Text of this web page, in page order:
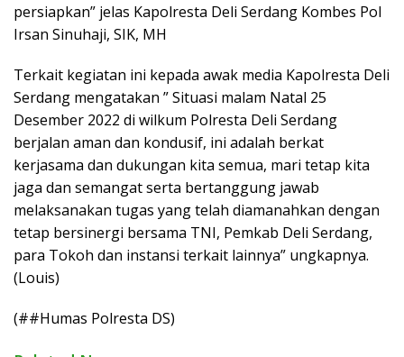
persiapkan” jelas Kapolresta Deli Serdang Kombes Pol
Irsan Sinuhaji, SIK, MH
Terkait kegiatan ini kepada awak media Kapolresta Deli
Serdang mengatakan ” Situasi malam Natal 25
Desember 2022 di wilkum Polresta Deli Serdang
berjalan aman dan kondusif, ini adalah berkat
kerjasama dan dukungan kita semua, mari tetap kita
jaga dan semangat serta bertanggung jawab
melaksanakan tugas yang telah diamanahkan dengan
tetap bersinergi bersama TNI, Pemkab Deli Serdang,
para Tokoh dan instansi terkait lainnya” ungkapnya.
(Louis)
(##Humas Polresta DS)